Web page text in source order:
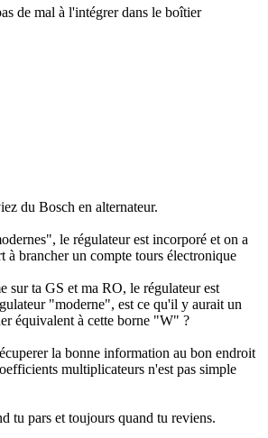
de mal à l'intégrer dans le boîtier
du Bosch en alternateur.
le régulateur est incorporé et on a
à brancher un compte tours électronique
sur ta GS et ma RO, le régulateur est
"moderne", est ce qu'il y aurait un
équivalent à cette borne "W" ?
la bonne information au bon endroit
multiplicateurs n'est pas simple
tu pars et toujours quand tu reviens.